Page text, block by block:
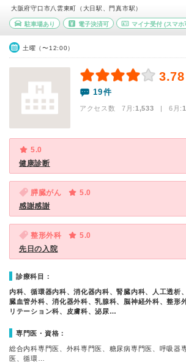
大阪府守口市八雲東町（大日駅、門真市駅）
駐車場あり 電子決済可 マイナ受付 (スマホ
土曜（〜12:00）
3.78
19件
アクセス数 7月:1,533 | 6月:
5.0
健康診断
膵臓がん
5.0
感謝感謝
整形外科
5.0
先日の入院
診療科目：
内科、循環器内科、消化器内科、腎臓内科、人工透析
臓血管外科、消化器外科、乳腺科、脳神経外科、整形
リテーション科、皮膚科、泌尿…
専門医・資格：
総合内科専門医、外科専門医、糖尿病専門医、呼吸器
医、循環…